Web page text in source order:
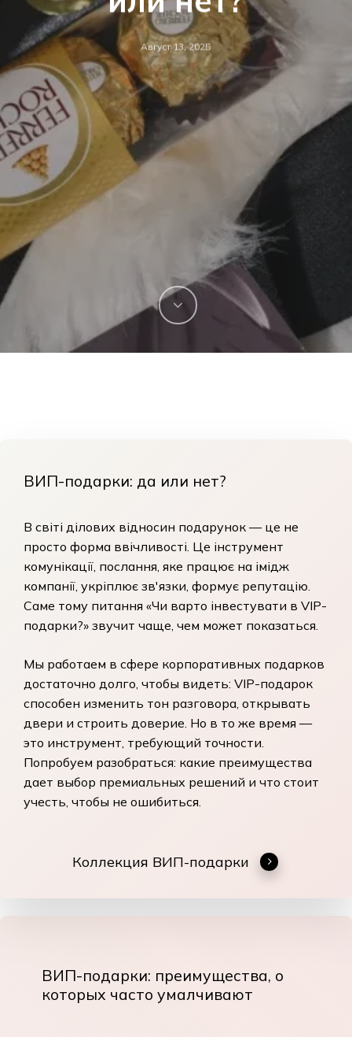
Август 13, 2025
ВИП-подарки: да или нет?
В світі ділових відносин подарунок — це не
просто форма ввічливості. Це інструмент
комунікації, послання, яке працює на імідж
компанії, укріплює зв'язки, формує репутацію.
Саме тому питання «Чи варто інвестувати вVIP-
подарки?» звучит чаще, чем может показаться.
Мы работаем в сфере корпоративных подарков
достаточно долго, чтобы видеть:VIP-подарок
способен изменить тон разговора, открывать
двери и строить доверие. Но в то же время —
это инструмент, требующий точности.
Попробуем разобраться: какие преимущества
дает выбор премиальных решений и что стоит
учесть, чтобы не ошибиться.
Коллекция ВИП-подарки
ВИП-подарки: преимущества, о
которых часто умалчивают